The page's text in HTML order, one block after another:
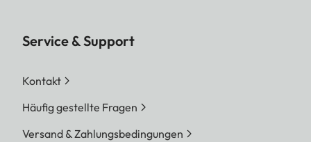
Service & Support
Kontakt
Häufig gestellte Fragen
Versand & Zahlungsbedingungen